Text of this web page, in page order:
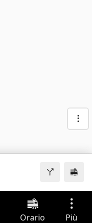
Orario Più